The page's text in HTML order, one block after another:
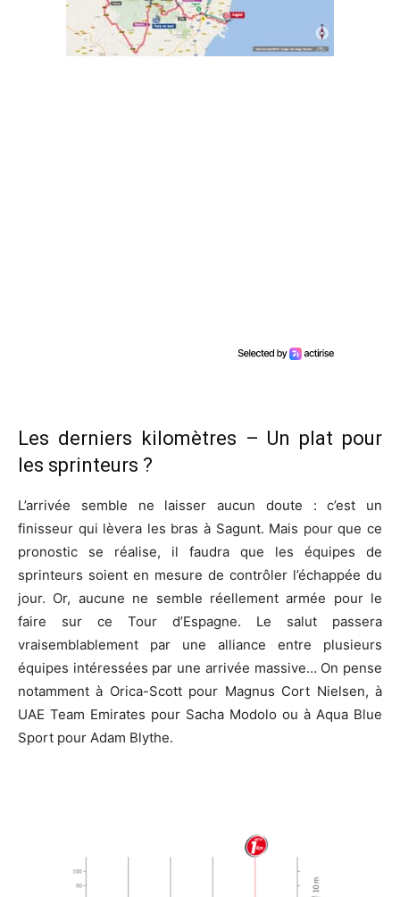
Les derniers kilomètres – Un plat pour
les sprinteurs ?
L’arrivée semble ne laisser aucun doute : c’est un
finisseur qui lèvera les bras à Sagunt. Mais pour que ce
pronostic se réalise, il faudra que les équipes de
sprinteurs soient en mesure de contrôler l’échappée du
jour. Or, aucune ne semble réellement armée pour le
faire sur ce Tour d’Espagne. Le salut passera
vraisemblablement par une alliance entre plusieurs
équipes intéressées par une arrivée massive… On pense
notamment à Orica-Scott pour Magnus Cort Nielsen, à
UAE Team Emirates pour Sacha Modolo ou à Aqua Blue
Sport pour Adam Blythe.